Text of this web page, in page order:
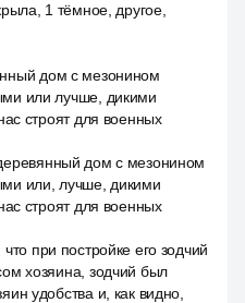
1 тёмное, другое,
дом с мезонином
или лучше, дикими
строят для военных
дом с мезонином
или, лучше, дикими
строят для военных
при постройке его зодчий
хозяина, зодчий был
удобства и, как видно,